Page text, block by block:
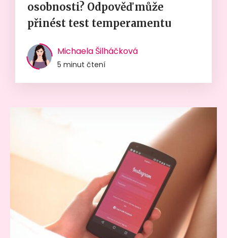
osobnosti? Odpověď může
přinést test temperamentu
Michaela Šilháčková
5 minut čtení